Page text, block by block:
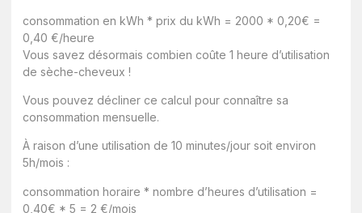
consommation en kWh * prix du kWh = 2000 * 0,20€ =
0,40 €/heure
Vous savez désormais combien coûte 1 heure d’utilisation
de sèche-cheveux !
Vous pouvez décliner ce calcul pour connaître sa
consommation mensuelle.
À raison d’une utilisation de 10 minutes/jour soit environ
5h/mois :
consommation horaire * nombre d’heures d’utilisation =
0,40€ * 5 = 2 €/mois